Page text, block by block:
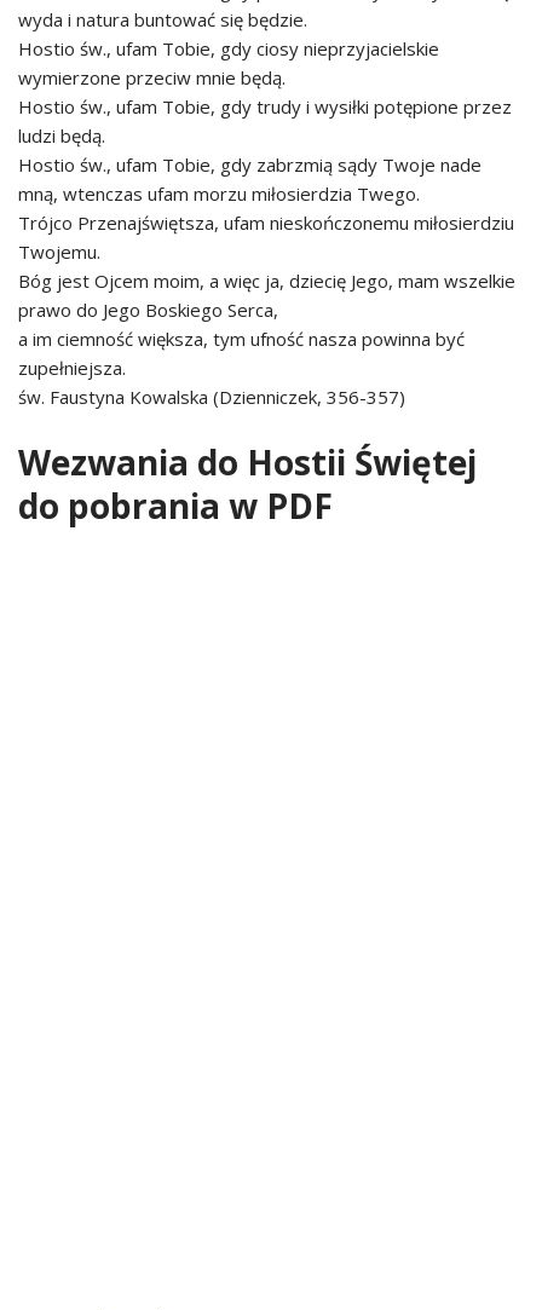
wyda i natura buntować się będzie.
Hostio św., ufam Tobie, gdy ciosy nieprzyjacielskie
wymierzone przeciw mnie będą.
Hostio św., ufam Tobie, gdy trudy i wysiłki potępione przez
ludzi będą.
Hostio św., ufam Tobie, gdy zabrzmią sądy Twoje nade
mną, wtenczas ufam morzu miłosierdzia Twego.
Trójco Przenajświętsza, ufam nieskończonemu miłosierdziu
Twojemu.
Bóg jest Ojcem moim, a więc ja, dziecię Jego, mam wszelkie
prawo do Jego Boskiego Serca,
a im ciemność większa, tym ufność nasza powinna być
zupełniejsza.
św. Faustyna Kowalska (Dzienniczek, 356-357)
Wezwania do Hostii Świętej
do pobrania w PDF